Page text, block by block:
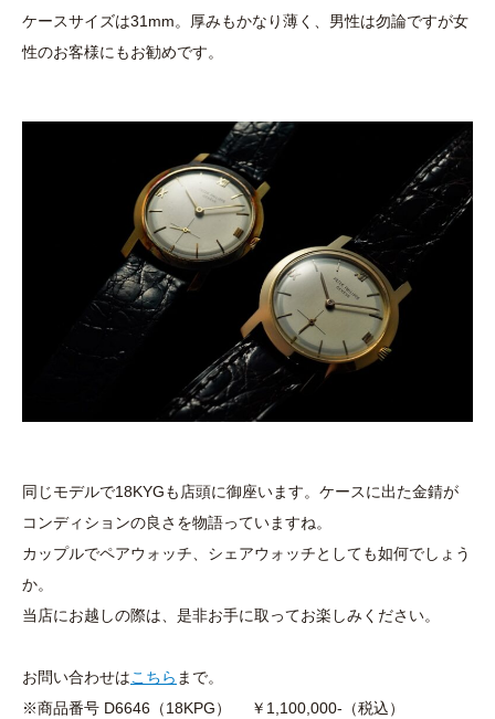
ケースサイズは31mm。厚みもかなり薄く、男性は勿論ですが女
性のお客様にもお勧めです。
同じモデルで18KYGも店頭に御座います。ケースに出た金錆が
コンディションの良さを物語っていますね。
カップルでペアウォッチ、シェアウォッチとしても如何でしょう
か。
当店にお越しの際は、是非お手に取ってお楽しみください。
お問い合わせはこちら まで。
※商品番号 D6646（18KPG） ￥1,100,000-（税込）